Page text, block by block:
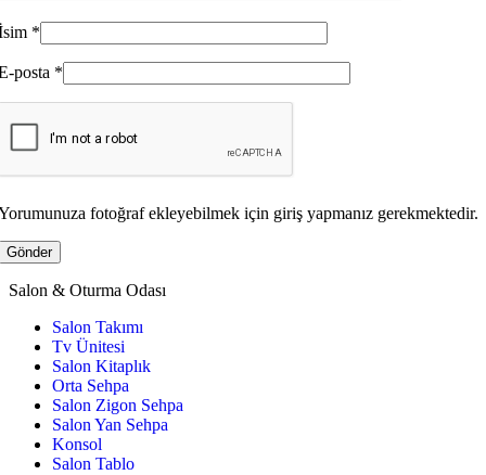
*
posta *
fotoğraf ekleyebilmek için giriş yapmanız gerekmektedir.
Salon & Oturma Odası
Salon Takımı
Tv Ünitesi
Salon Kitaplık
Orta Sehpa
Salon Zigon Sehpa
Salon Yan Sehpa
Konsol
Salon Tablo